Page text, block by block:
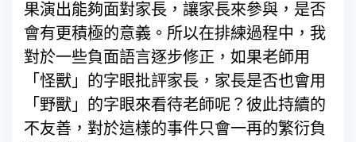
果演出能夠面對家長，讓家長來參與，是否
會有更積極的意義。所以在排練過程中，我
對於一些負面語言逐步修正，如果老師用
「怪獸」的字眼批評家長，家長是否也會用
「野獸」的字眼來看待老師呢？彼此持續的
不友善，對於這樣的事件只會一再的繁衍負